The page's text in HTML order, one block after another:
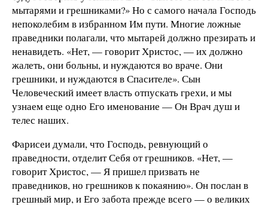
мытарями и грешниками?» Но с самого начала Господь
непоколебим в избранном Им пути. Многие ложные
праведники полагали, что мытарей должно презирать и
ненавидеть. «Нет, — говорит Христос, — их должно
жалеть, они больны, и нуждаются во враче. Они
грешники, и нуждаются в Спасителе». Сын
Человеческий имеет власть отпускать грехи, и мы
узнаем еще одно Его именование — Он Врач душ и
телес наших.
Фарисеи думали, что Господь, ревнующий о
праведности, отделит Себя от грешников. «Нет, —
говорит Христос, — Я пришел призвать не
праведников, но грешников к покаянию». Он послан в
грешный мир, и Его забота прежде всего — о великих